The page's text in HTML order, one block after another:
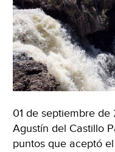
01 de septiembre
Agustín del Castillo
puntos que aceptó